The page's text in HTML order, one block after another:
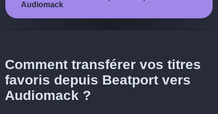
Audiomack
Comment transférer vos titres
favoris depuis Beatport vers
Audiomack ?